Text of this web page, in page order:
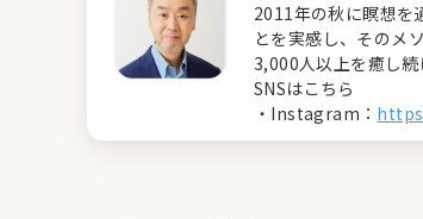
2011年の秋に瞑想を
とを実感し、そのメ
3,000人以上を癒し続
SNSはこちら
・Instagram：